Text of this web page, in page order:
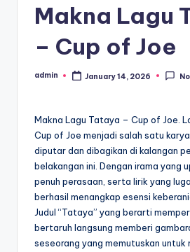
Makna Lagu
– Cup of Joe
Posted
admin January 14, 2026
Makna Lagu Tataya – Cup of Joe.
Cup of Joe menjadi salah satu
diputar dan dibagikan di kalangan
belakangan ini. Dengan irama yang
penuh perasaan, serta lirik yang
berhasil menangkap esensi
Judul “Tataya” yang berarti
bertaruh langsung memberi
seseorang yang memutuskan untuk